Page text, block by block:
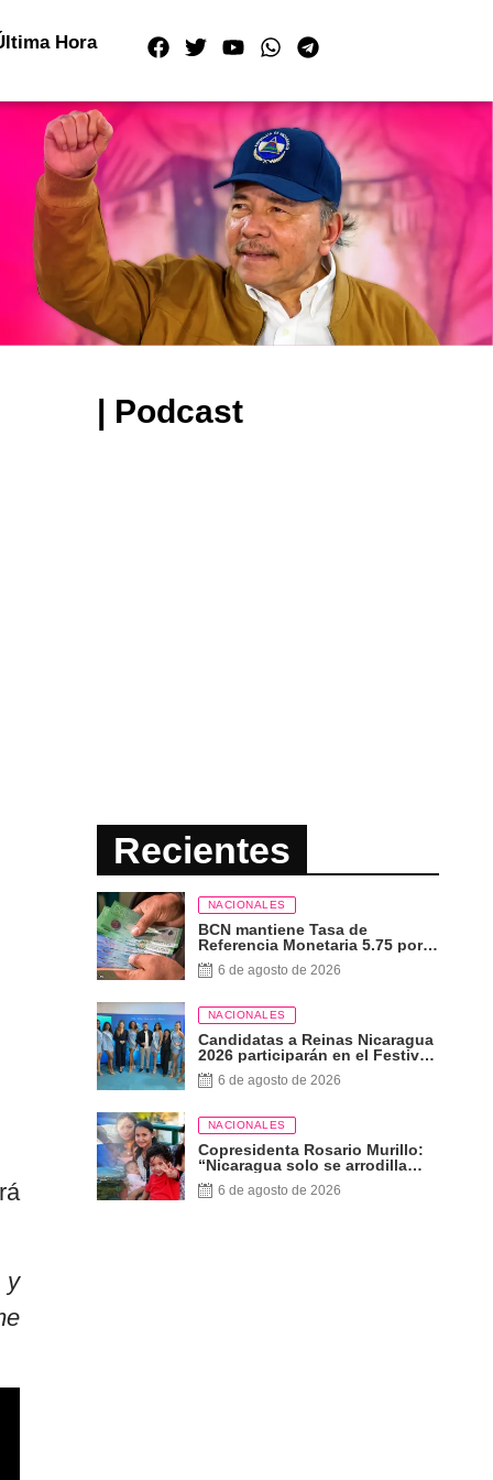
Hora
y
| Podcast
Recientes
NACIONALES
BCN mantiene Tasa de
Referencia Monetaria 5.75 por
ciento
6 de agosto de 2026
NACIONALES
Candidatas a Reinas Nicaragua
2026 participarán en el Festival
Internacional de las Artes,
Cultura y Gastronomía
6 de agosto de 2026
NACIONALES
Copresidenta Rosario Murillo:
“Nicaragua solo se arrodilla
ante Dios”
6 de agosto de 2026